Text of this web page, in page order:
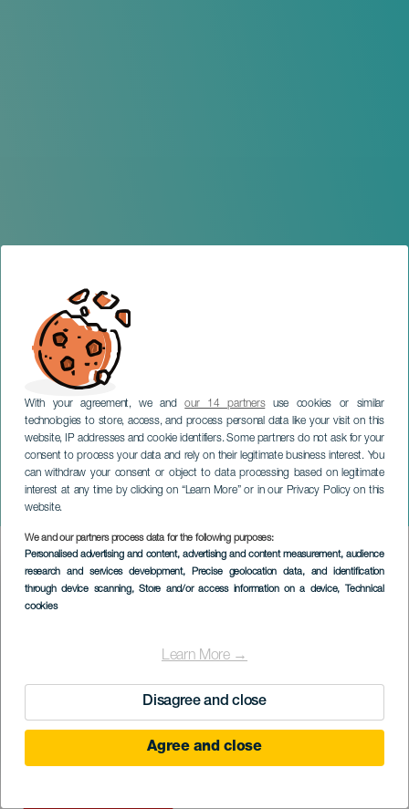
With your agreement, we andour 14 partnersuse cookies or similar
technologies to store, access, and process personal data like your visit on this
website, IP addresses and cookie identifiers. Some partners do not ask for your
consent to process your data and rely on their legitimate business interest. You
can withdraw your consent or object to data processing based on legitimate
interest at any time by clicking on “Learn More” or in our Privacy Policy on this
website.
We and our partners process data for the following purposes:
Personalised advertising and content, advertising and content measurement, audience
research and services development, Precise geolocation data, and identification
through device scanning, Store and/or access information on a device, Technical
cookies
Learn More →
Disagree and close
Agree and close
El Aperitivo Musical en San
Andrés y Sauces
LA PALMA
Imagen
Listado